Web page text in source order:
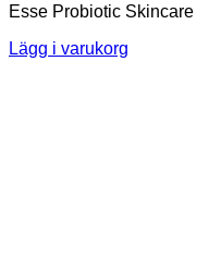
Esse Probiotic Skincare
Lägg i varukorg